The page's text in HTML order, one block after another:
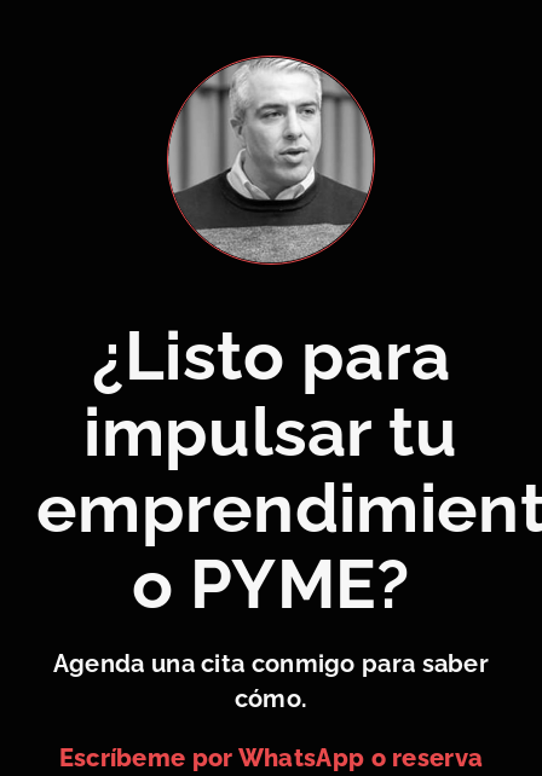
¿Listo para
impulsar tu
o PYME?
Agenda una cita conmigo para saber
cómo.
Escríbeme por WhatsApp o reserva